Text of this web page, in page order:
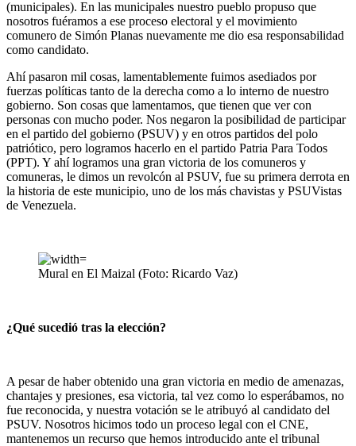
(municipales). En las municipales nuestro pueblo propuso que
nosotros fuéramos a ese proceso electoral y el movimiento
comunero de Simón Planas nuevamente me dio esa responsabilidad
como candidato.
Ahí pasaron mil cosas, lamentablemente fuimos asediados por
fuerzas políticas tanto de la derecha como a lo interno de nuestro
gobierno. Son cosas que lamentamos, que tienen que ver con
personas con mucho poder. Nos negaron la posibilidad de participar
en el partido del gobierno (PSUV) y en otros partidos del polo
patriótico, pero logramos hacerlo en el partido Patria Para Todos
(PPT). Y ahí logramos una gran victoria de los comuneros y
comuneras, le dimos un revolcón al PSUV, fue su primera derrota en
la historia de este municipio, uno de los más chavistas y PSUVistas
de Venezuela.
Mural en El Maizal (Foto: Ricardo Vaz)
¿Qué sucedió tras la elección?
A pesar de haber obtenido una gran victoria en medio de amenazas,
chantajes y presiones, esa victoria, tal vez como lo esperábamos, no
fue reconocida, y nuestra votación se le atribuyó al candidato del
PSUV. Nosotros hicimos todo un proceso legal con el CNE,
mantenemos un recurso que hemos introducido ante el tribunal